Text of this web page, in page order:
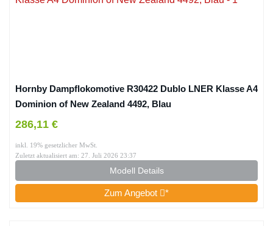
Hornby Dampflokomotive R30422 Dublo LNER Klasse A4
Dominion of New Zealand 4492, Blau
286,11 €
inkl. 19% gesetzlicher MwSt.
Zuletzt aktualisiert am: 27. Juli 2026 23:37
Modell Details
Zum Angebot *